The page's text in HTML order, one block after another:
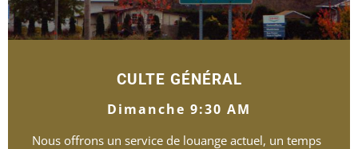
CULTE GÉNÉRAL
Dimanche 9:30 AM
Nous offrons un service de louange actuel, un temps